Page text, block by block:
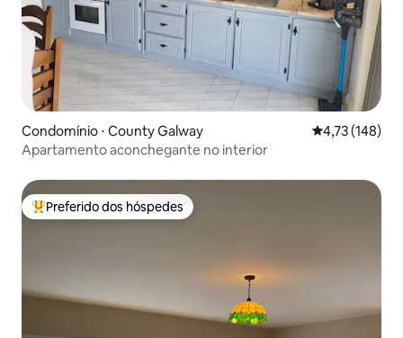
Condomínio ⋅ County Galway 4,73 de uma
4,73 (148)
Apartamento aconchegante no interior
Entre os melhores preferidos dos hóspedes
Preferido dos hóspedes